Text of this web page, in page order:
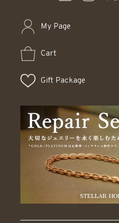
My Page
Cart
Gift Package